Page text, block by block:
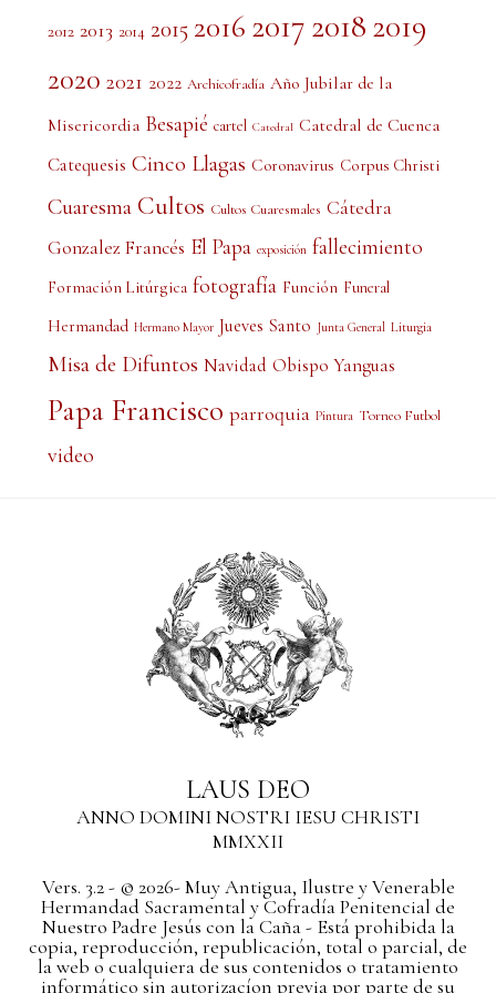
2012 2013 2014 2015 2016 2017 2018 2019
2020 2021 2022 Archicofradía Año Jubilar de la
Misericordia Besapié cartel Catedral Catedral de Cuenca
Catequesis Cinco Llagas Coronavirus Corpus Christi
Cuaresma Cultos Cultos Cuaresmales Cátedra
Gonzalez Francés El Papa exposición fallecimiento
Formación Litúrgica fotografía Función Funeral
Hermandad Hermano Mayor Jueves Santo Junta General Liturgia
Misa de Difuntos Navidad Obispo Yanguas
Papa Francisco parroquia Pintura Torneo Futbol
video
LAUS DEO
ANNO DOMINI NOSTRI IESU CHRISTI
MMXXII
Vers. 3.2 - © 2026- Muy Antigua, Ilustre y Venerable
Hermandad Sacramental y Cofradía Penitencial de
Nuestro Padre Jesús con la Caña - Está prohibida la
copia, reproducción, republicación, total o parcial, de
la web o cualquiera de sus contenidos o tratamiento
informático sin autorizacíon previa por parte de su